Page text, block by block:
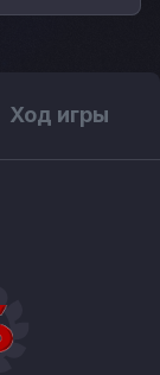
Ход игры